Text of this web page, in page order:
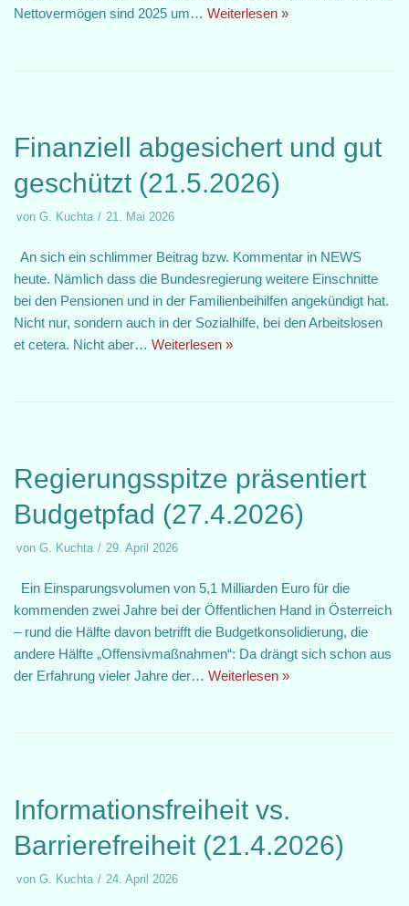
Nettovermögen sind 2025 um… Weiterlesen »
Finanziell abgesichert und gut
geschützt (21.5.2026)
von G. Kuchta 21. Mai 2026
An sich ein schlimmer Beitrag bzw. Kommentar in NEWS
heute. Nämlich dass die Bundesregierung weitere Einschnitte
bei den Pensionen und in der Familienbeihilfen angekündigt hat.
Nicht nur, sondern auch in der Sozialhilfe, bei den Arbeitslosen
et cetera. Nicht aber… Weiterlesen »
Regierungsspitze präsentiert
Budgetpfad (27.4.2026)
von G. Kuchta 29. April 2026
Ein Einsparungsvolumen von 5,1 Milliarden Euro für die
kommenden zwei Jahre bei der Öffentlichen Hand in Österreich
– rund die Hälfte davon betrifft die Budgetkonsolidierung, die
andere Hälfte „Offensivmaßnahmen“: Da drängt sich schon aus
der Erfahrung vieler Jahre der… Weiterlesen »
Informationsfreiheit vs.
Barrierefreiheit (21.4.2026)
von G. Kuchta 24. April 2026